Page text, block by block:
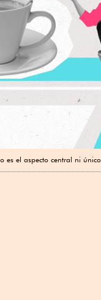
es el aspecto central ni